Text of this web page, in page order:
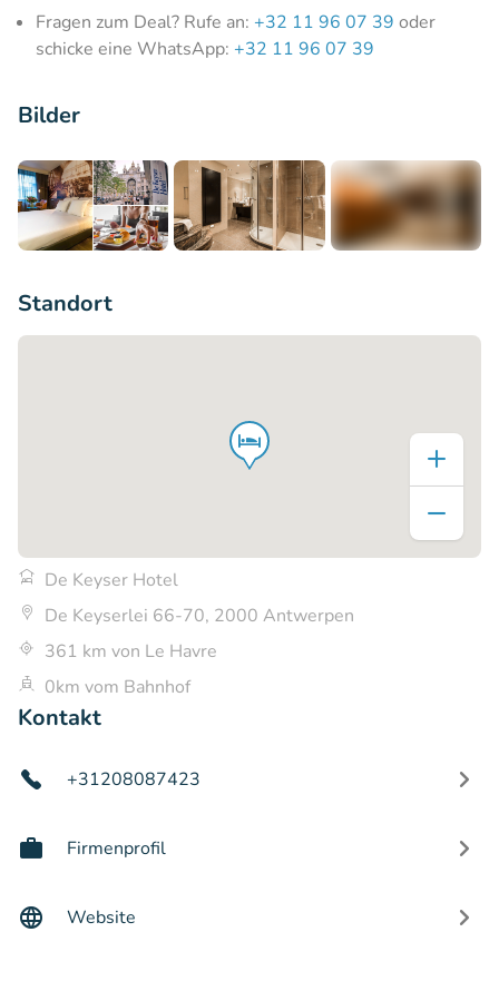
Fragen zum Deal? Rufe an: +32 11 96 07 39 oder
schicke eine WhatsApp: +32 11 96 07 39
Bilder
Standort
De Keyser Hotel
De Keyserlei 66-70, 2000 Antwerpen
361 km von Le Havre
0km vom Bahnhof
Kontakt
+31208087423
Firmenprofil
Website